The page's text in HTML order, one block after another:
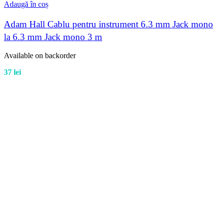
Adaugă în coș
Adam Hall Cablu pentru instrument 6.3 mm Jack mono
la 6.3 mm Jack mono 3 m
Available on backorder
37 lei